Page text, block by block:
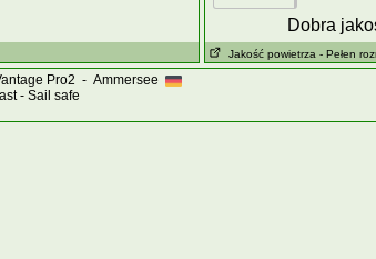
Dobra
Jakość powietrza - Pełen
Pro2 - Ammersee
- Sail safe